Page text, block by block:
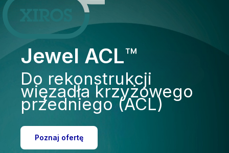
Jewel ACL™
Do rekonstrukcji
więzadła krzyżowego
przedniego (ACL)
Poznaj ofertę